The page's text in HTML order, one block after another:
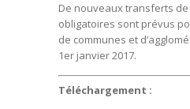
De nouveaux transferts
obligatoires sont prévus
de communes et
1er janvier 2017.
Téléchargement :